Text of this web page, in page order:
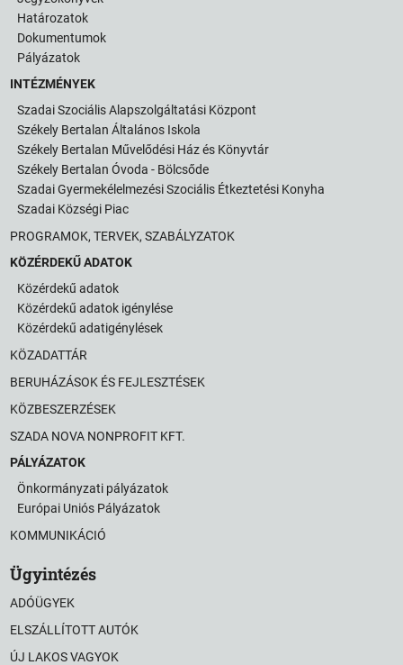
Határozatok
Dokumentumok
Pályázatok
INTÉZMÉNYEK
Szadai Szociális Alapszolgáltatási Központ
Székely Bertalan Általános Iskola
Székely Bertalan Művelődési Ház és Könyvtár
Székely Bertalan Óvoda - Bölcsőde
Szadai Gyermekélelmezési Szociális Étkeztetési Konyha
Szadai Községi Piac
PROGRAMOK, TERVEK, SZABÁLYZATOK
KÖZÉRDEKŰ ADATOK
Közérdekű adatok
Közérdekű adatok igénylése
Közérdekű adatigénylések
KÖZADATTÁR
BERUHÁZÁSOK ÉS FEJLESZTÉSEK
KÖZBESZERZÉSEK
SZADA NOVA NONPROFIT KFT.
PÁLYÁZATOK
Önkormányzati pályázatok
Európai Uniós Pályázatok
KOMMUNIKÁCIÓ
Ügyintézés
ADÓÜGYEK
ELSZÁLLÍTOTT AUTÓK
ÚJ LAKOS VAGYOK